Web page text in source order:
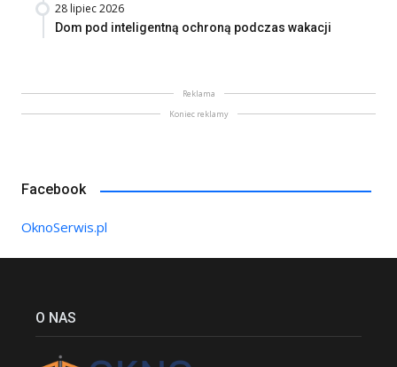
28 lipiec 2026
Dom pod inteligentną ochroną podczas wakacji
Reklama
Koniec reklamy
Facebook
OknoSerwis.pl
O NAS